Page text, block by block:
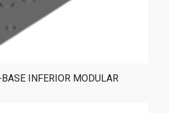
INFERIOR MODULAR